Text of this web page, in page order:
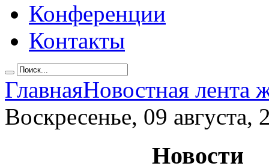
Конференции
Контакты
ГлавнаяНовостная лента
Воскресенье, 09 августа,
Новости